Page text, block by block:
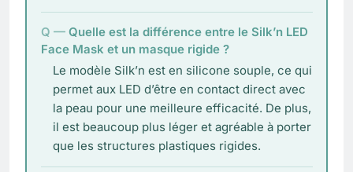
Quelle est la différence entre le Silk’n LED
Face Mask et un masque rigide ?
Le modèle Silk’n est en silicone souple, ce qui
permet aux LED d’être en contact direct avec
la peau pour une meilleure efficacité. De plus,
il est beaucoup plus léger et agréable à porter
que les structures plastiques rigides.